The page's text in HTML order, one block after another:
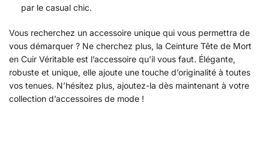
par le casual chic.
Vous recherchez un accessoire unique qui vous permettra de
vous démarquer ? Ne cherchez plus, la Ceinture Tête de Mort
en Cuir Véritable est l’accessoire qu’il vous faut. Élégante,
robuste et unique, elle ajoute une touche d’originalité à toutes
vos tenues. N’hésitez plus, ajoutez-la dès maintenant à votre
collection d’accessoires de mode !